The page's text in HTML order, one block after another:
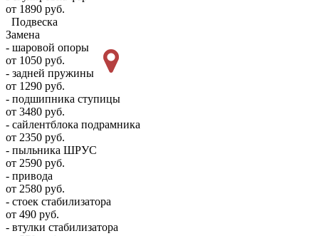
от 1890 руб.
Подвеска
Замена
- шаровой опоры
от 1050 руб.
- задней пружины
от 1290 руб.
- подшипника ступицы
от 3480 руб.
- сайлентблока подрамника
от 2350 руб.
- пыльника ШРУС
от 2590 руб.
- привода
от 2580 руб.
- стоек стабилизатора
от 490 руб.
- втулки стабилизатора